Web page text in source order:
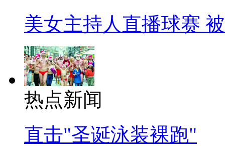
美女主持人直播球赛
热点新闻
直击"圣诞泳装裸跑"